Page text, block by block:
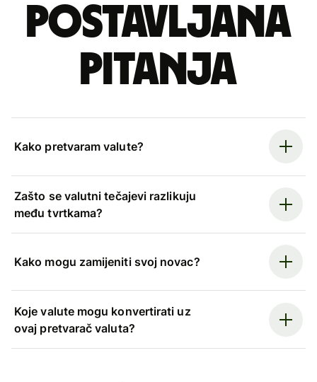
postavljana
pitanja
Kako pretvaram valute?
Zašto se valutni tečajevi razlikuju
među tvrtkama?
Kako mogu zamijeniti svoj novac?
Koje valute mogu konvertirati uz
ovaj pretvarač valuta?